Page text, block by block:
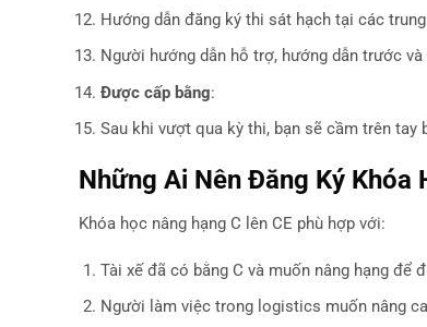
Hướng dẫn đăng ký thi sát hạch tại các
Người hướng dẫn hỗ trợ, hướng dẫn trước
Được cấp bằng:
Sau khi vượt qua kỳ thi, bạn sẽ cầm trên tay
Những Ai Nên Đăng Ký Khóa
Khóa học nâng hạng C lên CE phù hợp với:
Tài xế đã có bằng C và muốn nâng hạng để
Người làm việc trong logistics muốn nâng